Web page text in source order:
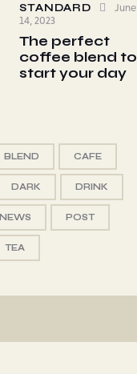
STANDARD
June
14, 2023
The perfect
coffee blend to
start your day
BLEND CAFE
DARK DRINK
NEWS POST
TEA